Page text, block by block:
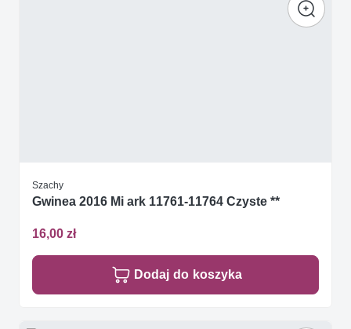
Szachy
Gwinea 2016 Mi ark 11761-11764 Czyste **
16,00 zł
Dodaj do koszyka